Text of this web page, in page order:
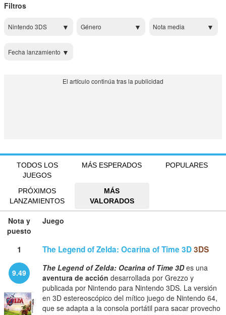
Filtros
Nintendo 3DS Género Nota media
Fecha lanzamiento
TODOS LOS
JUEGOS
MÁS ESPERADOS POPULARES
PRÓXIMOS
LANZAMIENTOS
MÁS
VALORADOS
Nota y
puesto
Juego
1 The Legend of Zelda: Ocarina of Time 3D3DS
9.49 The Legend of Zelda: Ocarina of Time 3Des una
aventura de acción desarrollada por Grezzo y
publicada por Nintendo para Nintendo 3DS. La versión
en 3D estereoscópico del mítico juego de Nintendo 64,
que se adapta a la consola portátil para sacar provecho